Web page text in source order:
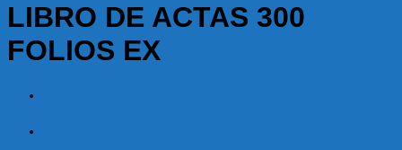
LIBRO DE ACTAS 300
FOLIOS EX